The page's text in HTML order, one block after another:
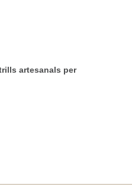
artesanals per